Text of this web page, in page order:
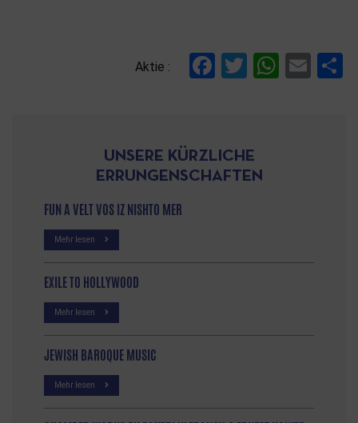
Aktie : Facebook
Twitter
UNSERE KÜRZLICHE
ERRUNGENSCHAFTEN
FUN A VELT VOS IZ NISHTO MER
Mehr lesen
EXILE TO HOLLYWOOD
Mehr lesen
JEWISH BAROQUE MUSIC
Mehr lesen